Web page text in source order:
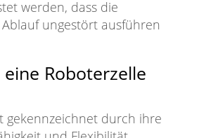
werden, dass die
ungestört ausführen
Roboterzelle
gekennzeichnet durch ihre